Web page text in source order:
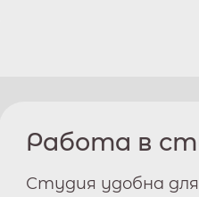
Работа в
Студия удобна